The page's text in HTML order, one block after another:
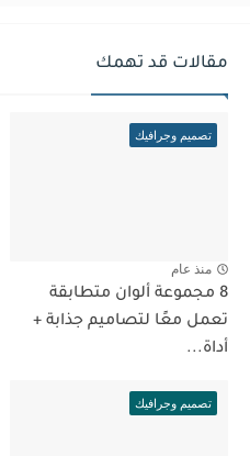
مقالات قد تهمك
تصميم وجرافيك
منذ عام
8 مجموعة ألوان متطابقة
تعمل معًا لتصاميم جذابة +
أداة...
تصميم وجرافيك